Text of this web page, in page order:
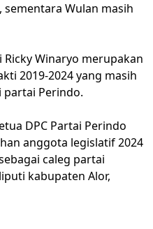
Wulan masih
Winaryo merupakan
2019-2024 yang masih
Perindo.
DPC Partai Perindo
anggota legislatif 2024
caleg partai
kabupaten Alor,